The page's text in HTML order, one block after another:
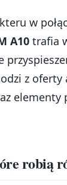
w
A10 trafia
z
robią